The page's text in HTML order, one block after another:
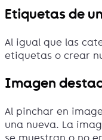
Etiquetas de
Al igual que las
etiquetas o crear
Imagen
Al pinchar en
una nueva. La